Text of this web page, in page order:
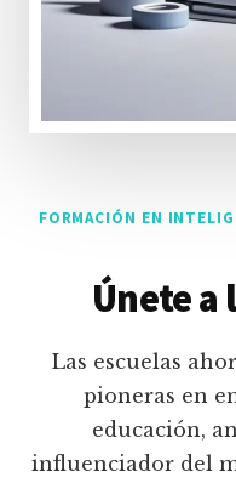
FORMACIÓN EN
Únete a
Las escuelas
pioneras en
educación,
influenciador del